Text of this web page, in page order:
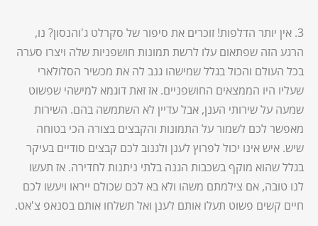
3. אין יותר הדלפות! זוכרים את סיפור של סקרלט ג'והנסון? נו,
הרגע הזה שפתאום עלו לרשת תמונות חושפניות שלה ויצרו סערה
בכל העולם והכול בגלל שמישהו גנב לה את מכשיר הסלולארי
שעליו היו הממצאים החושפניים. אז זאת דוגמא למישהי שפשוט
שמעה על שירותי הענן, אבל עדיין לא השתמשה בהם. השירות
מאפשר לכם לשמור על התמונות והקבצים בצורה הכי בטוחה
שיש. איש אינו יכול לפרוץ לענן ולגנוב לכם קבצים סודיים בעיקר
בגלל שהוא מוקף בשכבות הגנה בלתי ניתנות לחדירה. אז תעשו
לנו טובה, אם צילמתם משהו ולא בא לכם שכולם ייראו ויעשו לכם
חיים קשים פשוט תעלו אותם לענן ואל תשלחו אותם בסנאפ צ'אט.